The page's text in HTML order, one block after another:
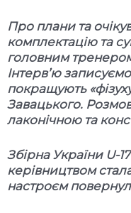
Про плани та
комплектацію та
головним
Інтерв’ю
покращують
Завацького.
лаконічною та
Збірна України U-
керівництвом
настроєм